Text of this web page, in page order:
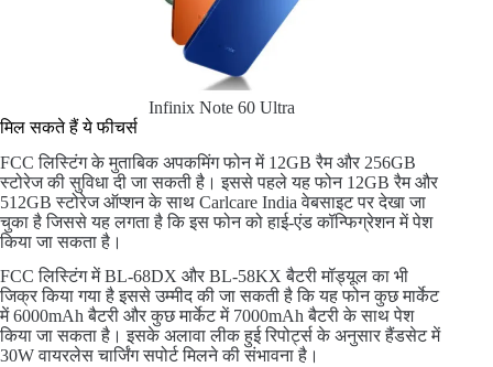
Infinix Note 60 Ultra
मिल सकते हैं ये फीचर्स
FCC लिस्टिंग के मुताबिक अपकमिंग फोन में 12GB रैम और 256GB
स्टोरेज की सुविधा दी जा सकती है। इससे पहले यह फोन 12GB रैम और
512GB स्टोरेज ऑप्शन के साथ Carlcare India वेबसाइट पर देखा जा
चुका है जिससे यह लगता है कि इस फोन को हाई-एंड कॉन्फिग्रेशन में पेश
किया जा सकता है।
FCC लिस्टिंग में BL-68DX और BL-58KX बैटरी मॉड्यूल का भी
जिक्र किया गया है इससे उम्मीद की जा सकती है कि यह फोन कुछ मार्केट
में 6000mAh बैटरी और कुछ मार्केट में 7000mAh बैटरी के साथ पेश
किया जा सकता है। इसके अलावा लीक हुई रिपोर्ट्स के अनुसार हैंडसेट में
30W वायरलेस चार्जिंग सपोर्ट मिलने की संभावना है।